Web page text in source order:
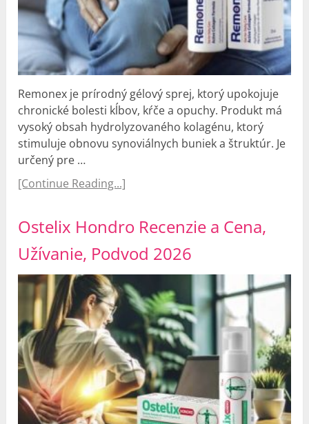
Remonex je prírodný gélový sprej, ktorý upokojuje
chronické bolesti kĺbov, kŕče a opuchy. Produkt má
vysoký obsah hydrolyzovaného kolagénu, ktorý
stimuluje obnovu synoviálnych buniek a štruktúr. Je
určený pre …
[Continue Reading...]
Ostelix Hondro Recenzie a Cena,
Užívanie, Podvod 2026